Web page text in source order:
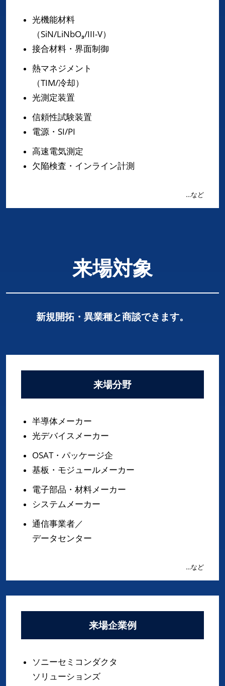
光機能材料
（SiN/LiNbO₃/III-V）
接合材料・界面制御
熱マネジメント
（TIM/冷却）
光測定装置
信頼性試験装置
電源・SI/PI
高速電気測定
欠陥検査・インライン計測
…など
来場対象
新規開拓・異業種と商談できます。
来場分野
半導体メーカー
光デバイスメーカー
OSAT・パッケージ企
基板・モジュールメーカー
電子部品・材料メーカー
システムメーカー
通信事業者／
データセンター
…など
来場企業例
ソニーセミコンダクタ
ソリューションズ